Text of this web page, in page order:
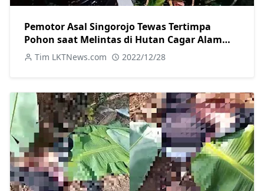
Pemotor Asal Singorojo Tewas Tertimpa
Pohon saat Melintas di Hutan Cagar Alam
Darupono Kendal
Tim LKTNews.com 2022/12/28